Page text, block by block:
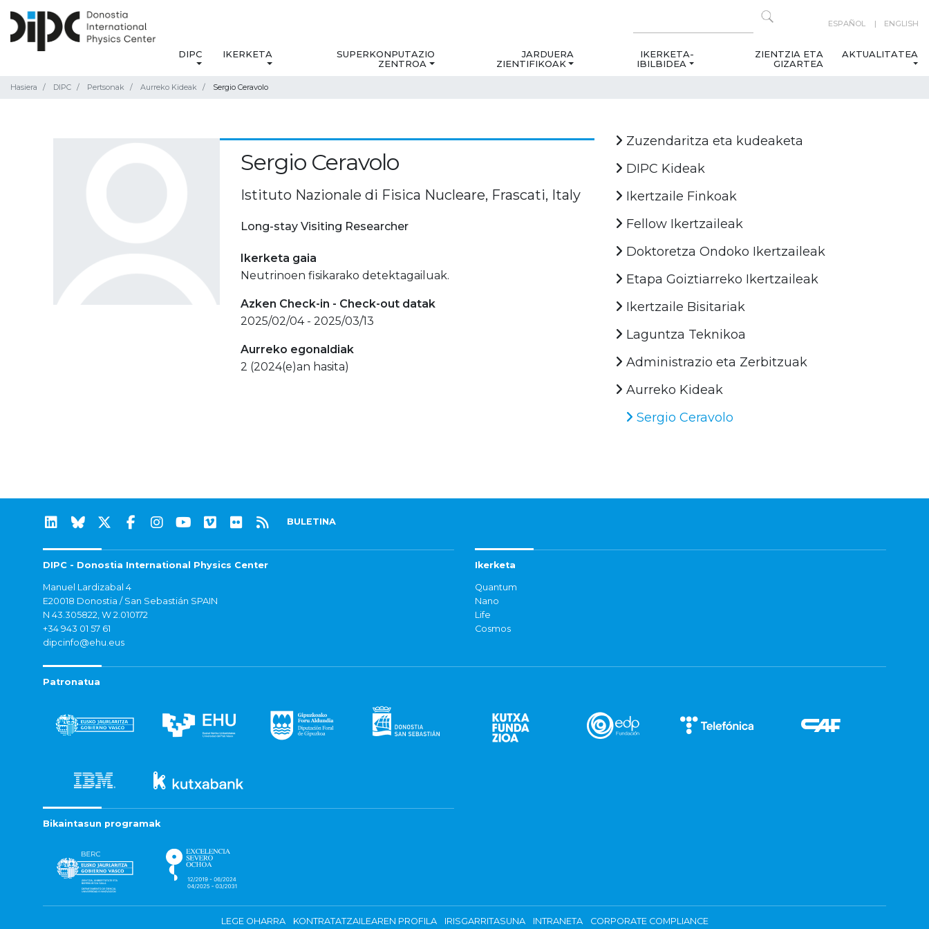
ESPAÑOL ENGLISH
DIPC IKERKETA
SUPERKONPUTAZIO
ZENTROA
JARDUERA
ZIENTIFIKOAK
IKERKETA-
IBILBIDEA
ZIENTZIA ETA
GIZARTEA
AKTUALITATEA
Hasiera DIPC Pertsonak Aurreko Kideak Sergio Ceravolo
Sergio Ceravolo
Istituto Nazionale di Fisica Nucleare, Frascati, Italy
Long-stay Visiting Researcher
Ikerketa gaia
Neutrinoen fisikarako detektagailuak.
Azken Check-in - Check-out datak
2025/02/04 - 2025/03/13
Aurreko egonaldiak
2 (2024(e)an hasita)
Zuzendaritza eta kudeaketa
DIPC Kideak
Ikertzaile Finkoak
Fellow Ikertzaileak
Doktoretza Ondoko Ikertzaileak
Etapa Goiztiarreko Ikertzaileak
Ikertzaile Bisitariak
Laguntza Teknikoa
Administrazio eta Zerbitzuak
Aurreko Kideak
Sergio Ceravolo
BULETINA
DIPC - Donostia International Physics Center
Manuel Lardizabal 4
E20018 Donostia / San Sebastián SPAIN
N 43.305822, W 2.010172
+34 943 01 57 61
dipcinfo@ehu.eus
Ikerketa
Quantum
Nano
Life
Cosmos
Patronatua
Bikaintasun programak
LEGE OHARRA KONTRATATZAILEAREN PROFILA IRISGARRITASUNA INTRANETA CORPORATE COMPLIANCE